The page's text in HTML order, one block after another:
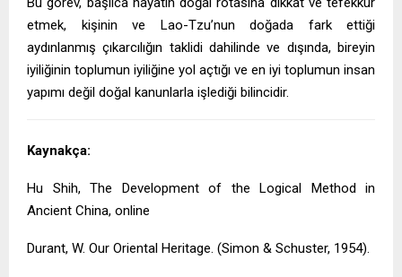
etmek, kişinin ve Lao-Tzu’nun doğada fark ettiği
aydınlanmış çıkarcılığın taklidi dahilinde ve dışında, bireyin
iyiliğinin toplumun iyiliğine yol açtığı ve en iyi toplumun insan
yapımı değil doğal kanunlarla işlediği bilincidir.
Kaynakça:
Hu Shih, The Development of the Logical Method in
Ancient China, online
Durant, W. Our Oriental Heritage. (Simon & Schuster, 1954).